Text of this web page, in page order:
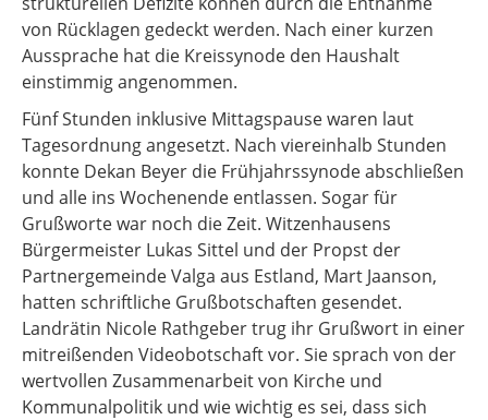
von Rücklagen gedeckt werden. Nach einer kurzen
Aussprache hat die Kreissynode den Haushalt
einstimmig angenommen.
Fünf Stunden inklusive Mittagspause waren laut
Tagesordnung angesetzt. Nach viereinhalb Stunden
konnte Dekan Beyer die Frühjahrssynode abschließen
und alle ins Wochenende entlassen. Sogar für
Grußworte war noch die Zeit. Witzenhausens
Bürgermeister Lukas Sittel und der Propst der
Partnergemeinde Valga aus Estland, Mart Jaanson,
hatten schriftliche Grußbotschaften gesendet.
Landrätin Nicole Rathgeber trug ihr Grußwort in einer
mitreißenden Videobotschaft vor. Sie sprach von der
wertvollen Zusammenarbeit von Kirche und
Kommunalpolitik und wie wichtig es sei, dass sich